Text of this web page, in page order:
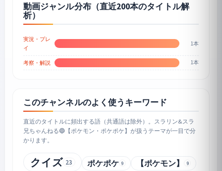
動画ジャンル分布（直近200本のタイトル解
析）
実況・プレ
イ
1本
考察・解説 1本
このチャンネルのよく使うキーワード
直近のタイトルに頻出する語（共通語は除外）。スラリン&スラ
兄ちゃんねる🔵【ポケモン・ポケポケ】が扱うテーマが一目で分
かります。
クイズ 23 ポケポケ 9 【ポケモン】 9